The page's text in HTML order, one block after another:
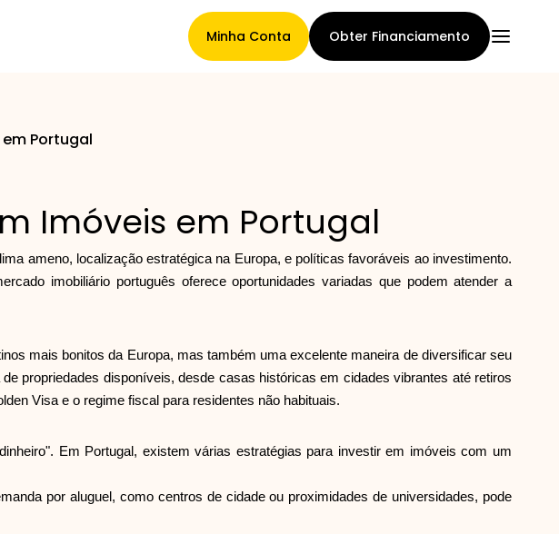
Minha Conta Obter Financiamento
Termos de cessão de
reclamações
Galeria de Marcas
Seleção de Marca
Portugal
Imóveis em Portugal
ameno, localização estratégica na Europa, e políticas favoráveis ao investimento.
imobiliário português oferece oportunidades variadas que podem atender a
mais bonitos da Europa, mas também uma excelente maneira de diversificar seu
propriedades disponíveis, desde casas históricas em cidades vibrantes até retiros
Visa e o regime fiscal para residentes não habituais.
Em Portugal, existem várias estratégias para investir em imóveis com um
por aluguel, como centros de cidade ou proximidades de universidades, pode